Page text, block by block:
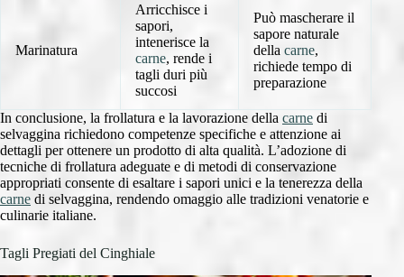
Marinatura
Arricchisce i
sapori,
intenerisce la
carne, rende i
tagli duri più
succosi
Può mascherare il
sapore naturale
della carne,
richiede tempo di
preparazione
In conclusione, la frollatura e la lavorazione della carne di
selvaggina richiedono competenze specifiche e attenzione ai
dettagli per ottenere un prodotto di alta qualità. L’adozione di
tecniche di frollatura adeguate e di metodi di conservazione
appropriati consente di esaltare i sapori unici e la tenerezza della
carne di selvaggina, rendendo omaggio alle tradizioni venatorie e
culinarie italiane.
Tagli Pregiati del Cinghiale